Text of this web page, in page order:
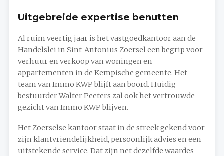
Uitgebreide expertise benutten
Al ruim veertig jaar is het vastgoedkantoor aan de
Handelslei in Sint-Antonius Zoersel een begrip voor
verhuur en verkoop van woningen en
appartementen in de Kempische gemeente. Het
team van Immo KWP blijft aan boord. Huidig
bestuurder Walter Peeters zal ook het vertrouwde
gezicht van Immo KWP blijven.
Het Zoerselse kantoor staat in de streek gekend voor
zijn klantvriendelijkheid, persoonlijk advies en een
uitstekende service. Dat zijn net dezelfde waardes